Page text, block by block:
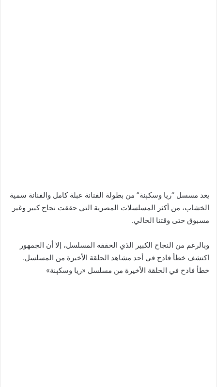
يعد مسسل “ريا وسکېنة” من بطولة الفنانة عبلة كامل والفنانة سمية
الخشاب، من أكثر المسلسلات المصرية التي حققت نجاح كبير وغير
مسبوق حتى وقتنا الحالي.
وبالرغم من النجاح الكبير الذي الحققه المسلسل، إلا أن الجمهور
اكتشف خطأ فادح في أحد مشاهد الحلقة الأخيرة من المسلسل.
خطأ فادح في الحلقة الأخيرة من مسلسل «ريا وسکېنة»